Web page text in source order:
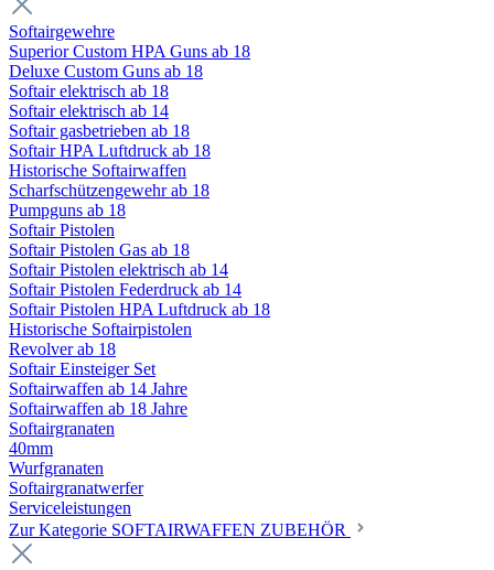
Softairgewehre
Superior Custom HPA Guns ab 18
Deluxe Custom Guns ab 18
Softair elektrisch ab 18
Softair elektrisch ab 14
Softair gasbetrieben ab 18
Softair HPA Luftdruck ab 18
Historische Softairwaffen
Scharfschützengewehr ab 18
Pumpguns ab 18
Softair Pistolen
Softair Pistolen Gas ab 18
Softair Pistolen elektrisch ab 14
Softair Pistolen Federdruck ab 14
Softair Pistolen HPA Luftdruck ab 18
Historische Softairpistolen
Revolver ab 18
Softair Einsteiger Set
Softairwaffen ab 14 Jahre
Softairwaffen ab 18 Jahre
Softairgranaten
40mm
Wurfgranaten
Softairgranatwerfer
Serviceleistungen
Zur Kategorie SOFTAIRWAFFEN ZUBEHÖR